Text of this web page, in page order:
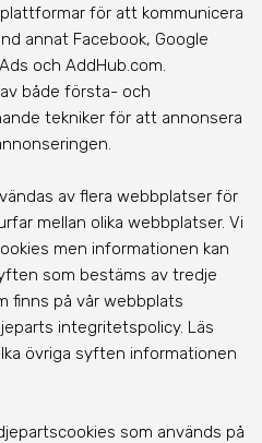
för att kommunicera
annat Facebook, Google
och AddHub.com.
både första- och
tekniker för att annonsera
av flera webbplatser för
mellan olika webbplatser. Vi
men informationen kan
som bestäms av tredje
finns på vår webbplats
integritetspolicy. Läs
övriga syften informationen
som används på